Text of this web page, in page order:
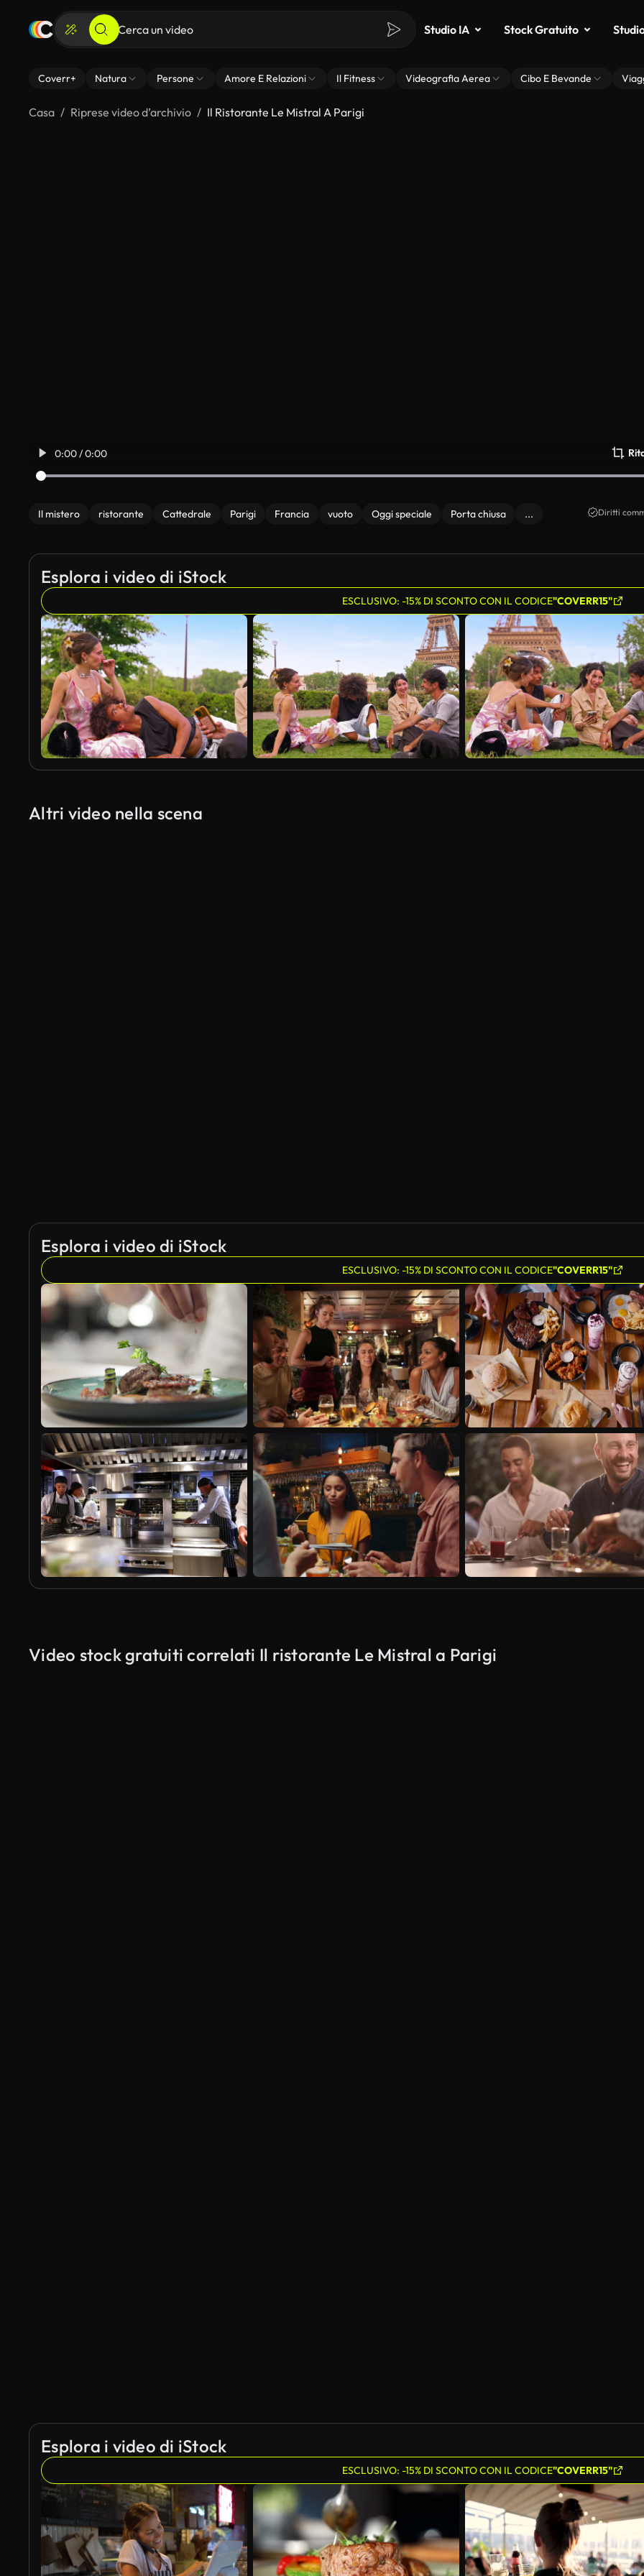
Studio IA Stock Gratuito
Coverr+ Natura Persone Amore E Relazioni Il Fitness Videografia Aerea Cibo E Bevande
Casa Riprese video d’archivio Il Ristorante Le Mistral A Parigi
0:00 / 0:00
Il mistero ristorante Cattedrale Parigi Francia vuoto Oggi speciale Porta chiusa ... Diritti
Esplora i video di iStock
ESCLUSIVO: -15% DI SCONTO CON IL CODICE"COVERR15"
Altri video nella scena
Esplora i video di iStock
ESCLUSIVO: -15% DI SCONTO CON IL CODICE"COVERR15"
Video stock gratuiti correlati Il ristorante Le Mistral a Parigi
Esplora i video di iStock
ESCLUSIVO: -15% DI SCONTO CON IL CODICE"COVERR15"